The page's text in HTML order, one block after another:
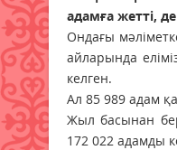
адамға жетті,
Ондағы
айларында
келген.
Ал 85 989 адам
Жыл басынан
172 022 адамды